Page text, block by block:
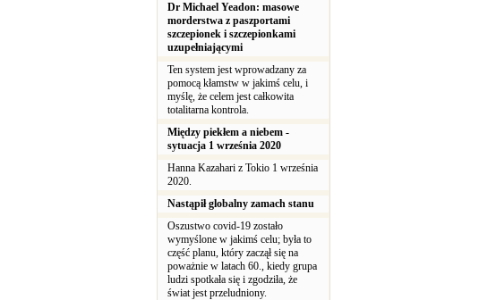
Dr Michael Yeadon: masowe
morderstwa z paszportami
szczepionek i szczepionkami
uzupełniającymi
Ten system jest wprowadzany za
pomocą kłamstw w jakimś celu, i
myślę, że celem jest całkowita
totalitarna kontrola.
Między piekłem a niebem -
sytuacja 1 września 2020
Hanna Kazahari z Tokio 1 września
2020.
Nastąpił globalny zamach stanu
Oszustwo covid-19 zostało
wymyślone w jakimś celu; była to
część planu, który zaczął się na
poważnie w latach 60., kiedy grupa
ludzi spotkała się i zgodziła, że
świat jest przeludniony.